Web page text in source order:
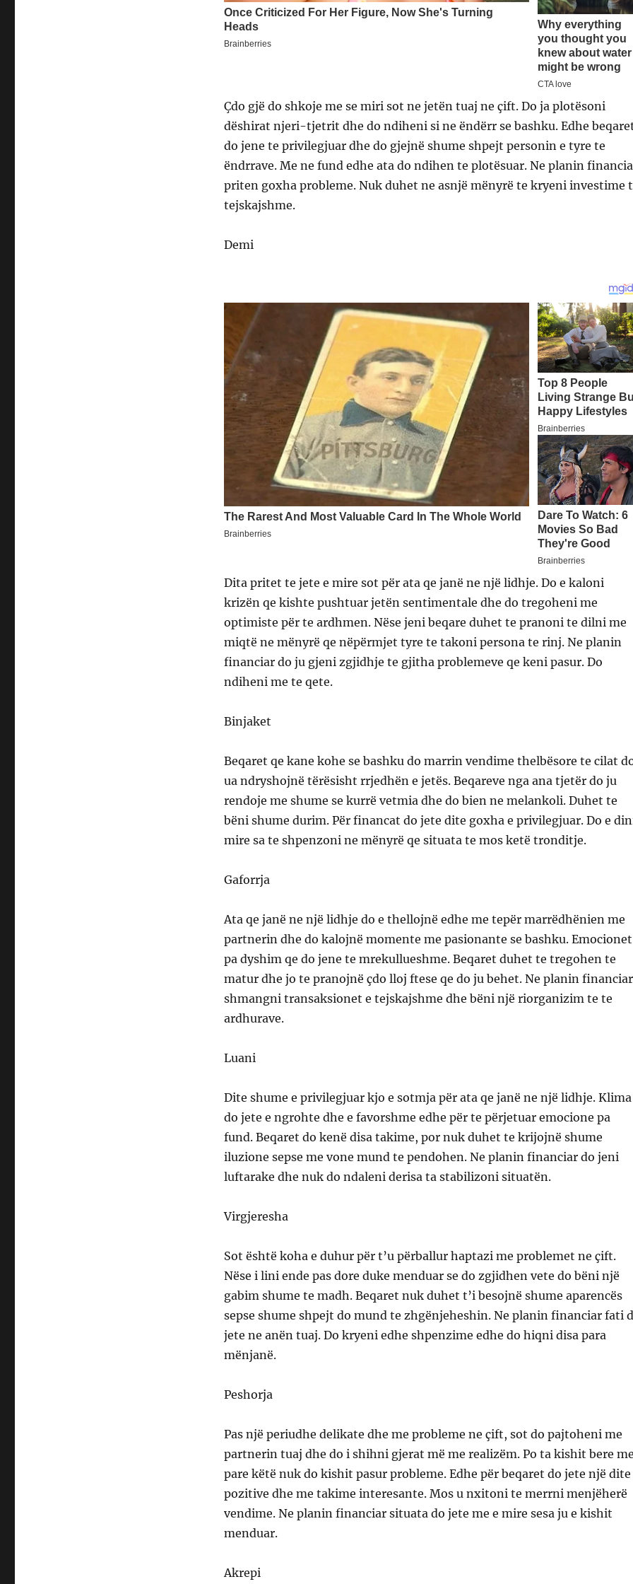
Çdo gjë do shkoje me se miri sot ne jetën tuaj ne çift. Do ja plotësoni
dëshirat njeri-tjetrit dhe do ndiheni si ne ëndërr se bashku. Edhe
do jene te privilegjuar dhe do gjejnë shume shpejt personin e tyre te
ëndrrave. Me ne fund edhe ata do ndihen te plotësuar. Ne planin
priten goxha probleme. Nuk duhet ne asnjë mënyrë te kryeni investime
tejskajshme.
Demi
Dita pritet te jete e mire sot për ata qe janë ne një lidhje. Do e kaloni
krizën qe kishte pushtuar jetën sentimentale dhe do tregoheni me
optimiste për te ardhmen. Nëse jeni beqare duhet te pranoni te dilni me
miqtë ne mënyrë qe nëpërmjet tyre te takoni persona te rinj. Ne planin
financiar do ju gjeni zgjidhje te gjitha problemeve qe keni pasur. Do
ndiheni me te qete.
Binjaket
Beqaret qe kane kohe se bashku do marrin vendime thelbësore te cilat
ua ndryshojnë tërësisht rrjedhën e jetës. Beqareve nga ana tjetër do ju
rendoje me shume se kurrë vetmia dhe do bien ne melankoli. Duhet te
bëni shume durim. Për financat do jete dite goxha e privilegjuar. Do e
mire sa te shpenzoni ne mënyrë qe situata te mos ketë tronditje.
Gaforrja
Ata qe janë ne një lidhje do e thellojnë edhe me tepër marrëdhënien me
partnerin dhe do kalojnë momente me pasionante se bashku. Emocionet
pa dyshim qe do jene te mrekullueshme. Beqaret duhet te tregohen te
matur dhe jo te pranojnë çdo lloj ftese qe do ju behet. Ne planin financiar
shmangni transaksionet e tejskajshme dhe bëni një riorganizim te te
ardhurave.
Luani
Dite shume e privilegjuar kjo e sotmja për ata qe janë ne një lidhje. Klima
do jete e ngrohte dhe e favorshme edhe për te përjetuar emocione pa
fund. Beqaret do kenë disa takime, por nuk duhet te krijojnë shume
iluzione sepse me vone mund te pendohen. Ne planin financiar do jeni
luftarake dhe nuk do ndaleni derisa ta stabilizoni situatën.
Virgjeresha
Sot është koha e duhur për t’u përballur haptazi me problemet ne çift.
Nëse i lini ende pas dore duke menduar se do zgjidhen vete do bëni një
gabim shume te madh. Beqaret nuk duhet t’i besojnë shume aparencës
sepse shume shpejt do mund te zhgënjeheshin. Ne planin financiar fati
jete ne anën tuaj. Do kryeni edhe shpenzime edhe do hiqni disa para
mënjanë.
Peshorja
Pas një periudhe delikate dhe me probleme ne çift, sot do pajtoheni me
partnerin tuaj dhe do i shihni gjerat më me realizëm. Po ta kishit bere
pare këtë nuk do kishit pasur probleme. Edhe për beqaret do jete një dite
pozitive dhe me takime interesante. Mos u nxitoni te merrni menjëherë
vendime. Ne planin financiar situata do jete me e mire sesa ju e kishit
menduar.
Akrepi